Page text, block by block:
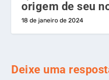
origem de seu
18 de janeiro de 2024
Deixe uma